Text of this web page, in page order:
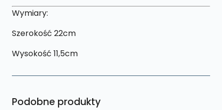
Wymiary:
Szerokość 22cm
Wysokość 11,5cm
Podobne produkty